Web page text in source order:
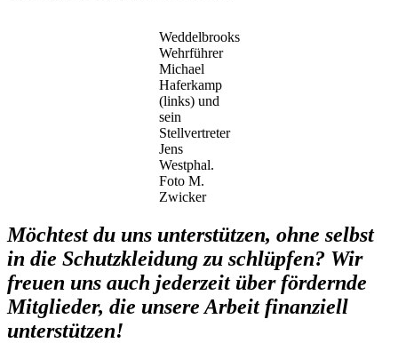
Weddelbrooks
Wehrführer
Michael
Haferkamp
(links) und
sein
Stellvertreter
Jens
Westphal.
Foto M.
Zwicker
Möchtest du uns unterstützen, ohne selbst
in die Schutzkleidung zu schlüpfen? Wir
freuen uns auch jederzeit über fördernde
Mitglieder, die unsere Arbeit finanziell
unterstützen!